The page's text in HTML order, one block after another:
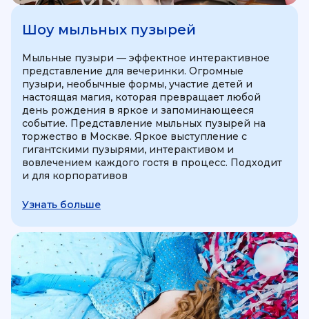
Шоу мыльных пузырей
Мыльные пузыри — эффектное интерактивное
представление для вечеринки. Огромные
пузыри, необычные формы, участие детей и
настоящая магия, которая превращает любой
день рождения в яркое и запоминающееся
событие. Представление мыльных пузырей на
торжество в Москве. Яркое выступление с
гигантскими пузырями, интерактивом и
вовлечением каждого гостя в процесс. Подходит
и для корпоративов
Узнать больше